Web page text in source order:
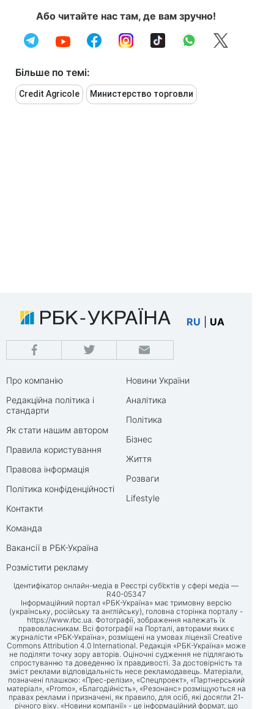
Або читайте нас там, де вам зручно!
Більше по темі:
Credit Agricole Министерство торговли
RU UA
Про компанію
Редакційна політика і
стандарти
Як стати нашим автором
Правила користування
Правова інформація
Політика конфіденційності
Контакти
Команда
Вакансії в РБК-Україна
Розмістити рекламу
Новини України
Аналітика
Політика
Бізнес
Життя
Розваги
Lifestyle
Ідентифікатор онлайн-медіа в Реєстрі суб’єктів у сфері медіа —
R40-05347
Інформаційний портал «РБК-Україна» має тримовну версію
(українську, російську та англійську), головна сторінка порталу -
https://www.rbc.ua. Фотографії, зображення належать їх
правовласникам. Всі фотографії на Порталі, авторами яких є
журналісти «РБК-Україна», розміщені на умовах ліцензії Creative
Commons Attribution 4.0 International. Редакція «РБК-Україна» може
не поділяти точку зору авторів. Оціночні судження не підлягають
спростуванню та доведенню їх правдивості. За достовірність та
зміст реклами відповідальність несе рекламодавець. Матеріали,
позначені плашкою: «Прес-релізи», «Спецпроект», «Партнерський
матеріал», «Promo», «Благодійність», «Резонанс» розміщуються на
правах реклами і призначені, як правило, для осіб, які досягли 21-
річного віку. «Новини компанії» - це інформаційний формат, що